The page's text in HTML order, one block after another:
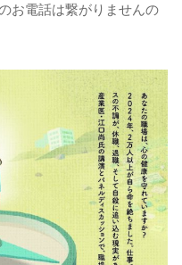
お電話は繋がりませんの